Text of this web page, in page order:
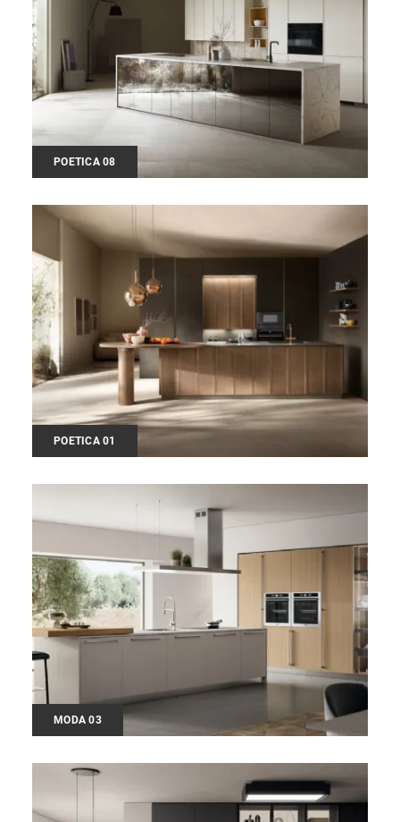
POETICA 08
POETICA 01
MODA 03